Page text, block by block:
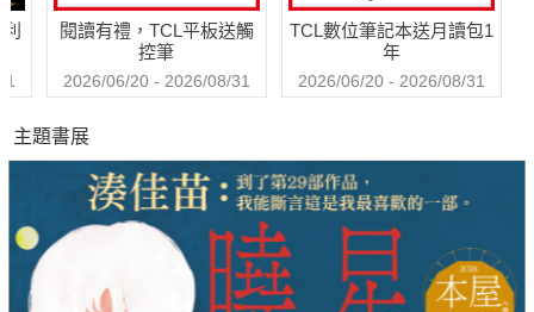
申時15:00~17:00→走膀胱經
◆疑難雜症一本通，針對各種病痛與症狀妳都找得到！
臉色黯淡、眼睛浮腫好困擾？→按揉陰陵泉，消水腫
更年期失眠、熱潮紅好煩惱？→按揉厲兌，補氣血
長期久坐變成大肚腩怎麼辦？→按摩大橫，減脂
上班盯電腦眼睛總是好疲勞？→按揉養老穴，緩解眼部疲勞
不要擔心，女生的小病痛、大麻煩通通有解方！
閱讀有禮，TCL平板送觸
控筆
2026/06/20 - 2026/08/31
TCL數位筆記本送月讀包1
年
2026/06/20 - 2026/08/31
主題書展